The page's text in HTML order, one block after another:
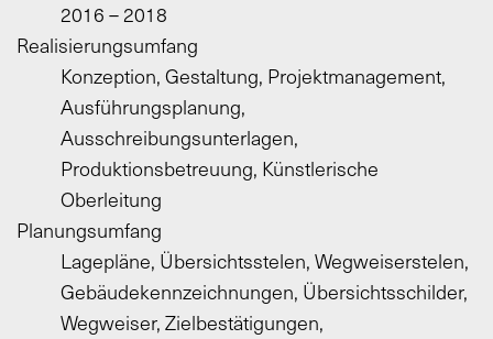
2016 – 2018
Realisierungsumfang
Konzeption, Gestaltung, Projektmanagement,
Ausführungsplanung,
Ausschreibungsunterlagen,
Produktionsbetreuung, Künstlerische
Oberleitung
Planungsumfang
Lagepläne, Übersichtsstelen, Wegweiserstelen,
Gebäudekennzeichnungen, Übersichtsschilder,
Wegweiser, Zielbestätigungen,